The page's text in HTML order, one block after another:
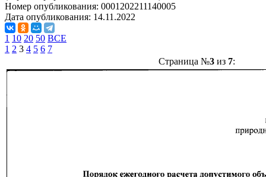
Номер опубликования: 0001202211140005
Дата опубликования: 14.11.2022
1 10 20 50 ВСЕ
1 2 3 4 5 6 7
Страница №3из 7: